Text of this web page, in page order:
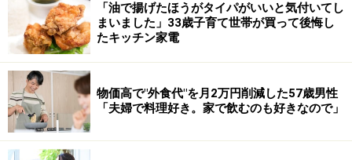
「油で揚げたほうがタイパがいいと気付いてし
まいました」33歳子育て世帯が買って後悔し
たキッチン家電
物価高で"外食代"を月2万円削減した57歳男性
「夫婦で料理好き。家で飲むのも好きなので」